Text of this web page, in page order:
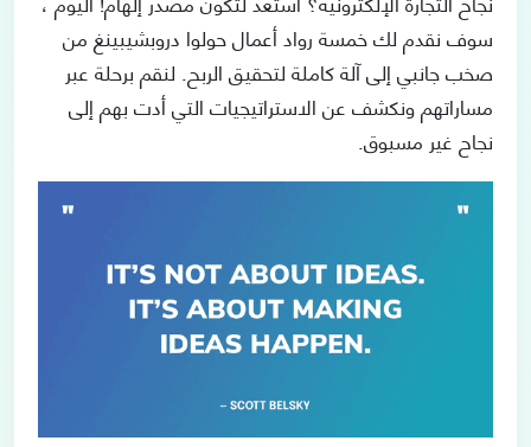
سوف نقدم لك خمسة رواد أعمال حولوا دروبشيبينغ من
صخب جانبي إلى آلة كاملة لتحقيق الربح. لنقم برحلة عبر
مساراتهم ونكشف عن الاستراتيجيات التي أدت بهم إلى
نجاح غير مسبوق.